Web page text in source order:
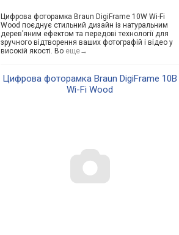
Цифрова фоторамка Braun DigiFrame 10W Wi-Fi
Wood поєднує стильний дизайн із натуральним
дерев’яним ефектом та передові технології для
зручного відтворення ваших фотографій і відео у
високій якості. Во еще→
Цифрова фоторамка Braun DigiFrame 10B
Wi-Fi Wood